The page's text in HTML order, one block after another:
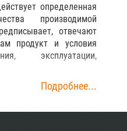
определенная
производимой
отвечают
продукт и условия
эксплуатации,
Подробнее...